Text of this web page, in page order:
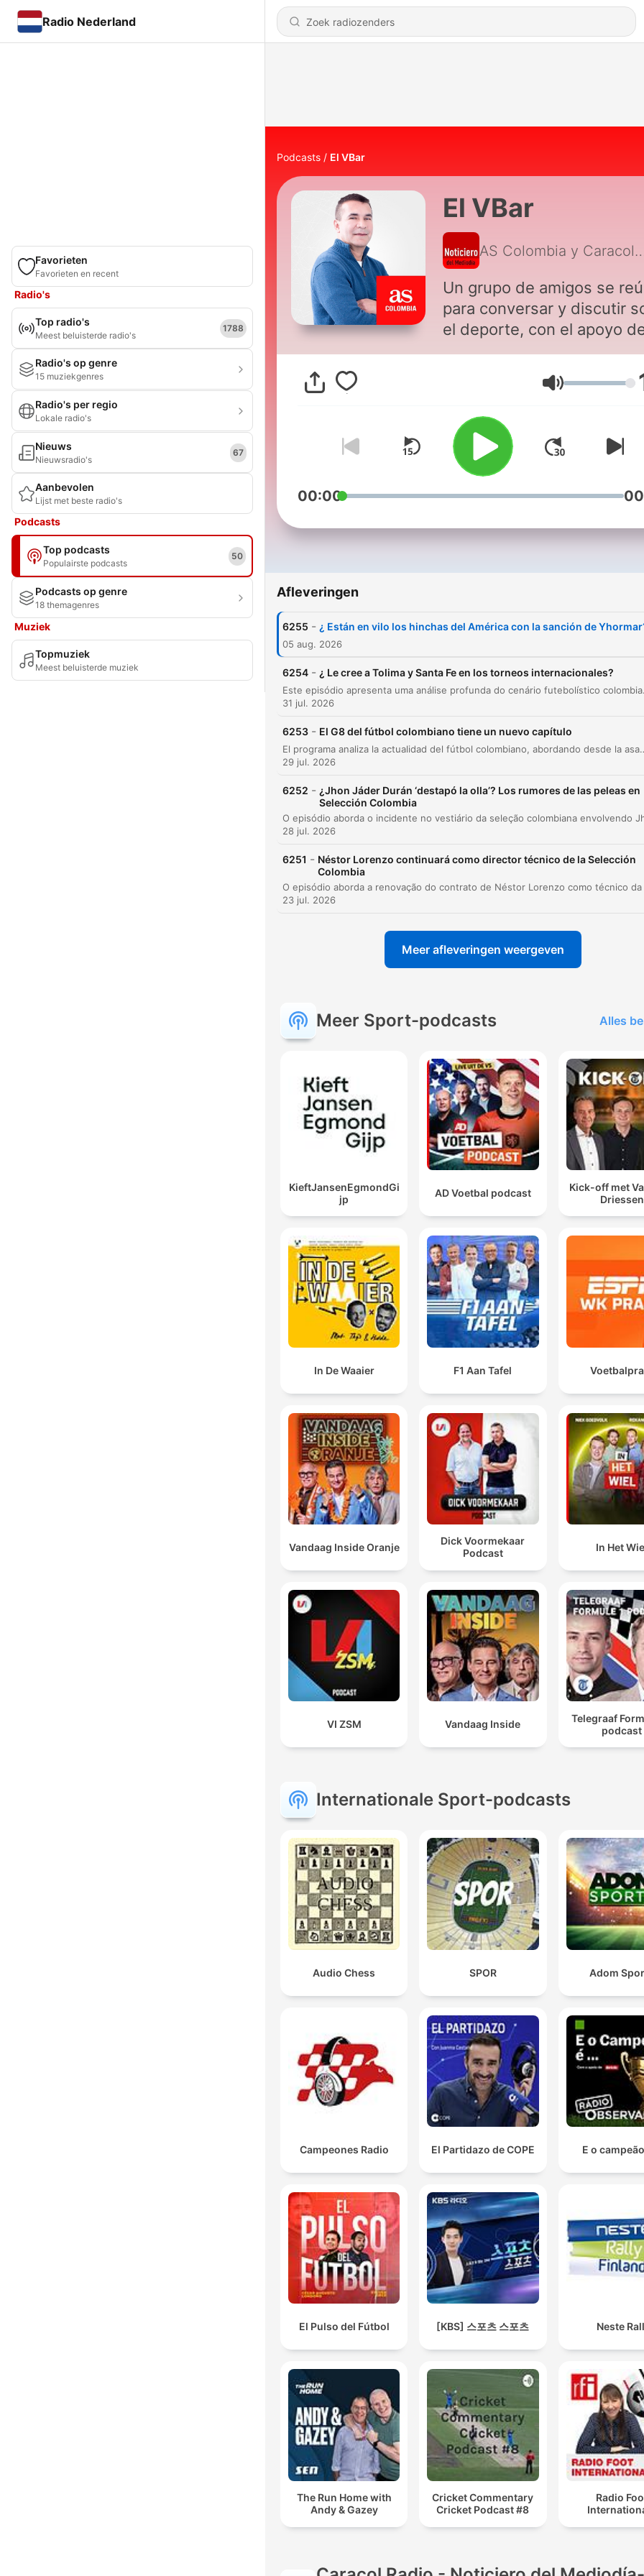
Radio Nederland
Favorieten
Favorieten en recent
Radio's
Top radio's
Meest beluisterde radio's
1788
Radio's op genre
15 muziekgenres
Radio's per regio
Lokale radio's
Nieuws
Nieuwsradio's
67
Aanbevolen
Lijst met beste radio's
Podcasts
Top podcasts
Populairste podcasts
50
Podcasts op genre
18 themagenres
Muziek
Topmuziek
Meest beluisterde muziek
Podcasts El VBar
El VBar
AS Colombia y
Un grupo de amigos se
para conversar y discutir
el deporte, con el apoyo
expertos de AS Colombia.
Volume
00:00
Afleveringen
6255 - ¿ Están en vilo los hinchas del América con la sanción de
05 aug. 2026
6254 - ¿ Le cree a Tolima y Santa Fe en los torneos internacionales?
Este episódio apresenta uma análise profunda do cenário futebolístico
31 jul. 2026
6253 - El G8 del fútbol colombiano tiene un nuevo capítulo
El programa analiza la actualidad del fútbol colombiano, abordando desde la asamblea de la División Mayor y las tensiones por los derechos de televisión, hasta la
29 jul. 2026
6252 - ¿Jhon Jáder Durán ‘destapó la olla’? Los rumores de las peleas en
Selección Colombia
28 jul. 2026
6251 - Néstor Lorenzo continuará como director técnico de la Selección
Colombia
23 jul. 2026
Meer afleveringen weergeven
Meer Sport-podcasts Alles
KieftJansenEgmondGi
jp
AD Voetbal podcast
Kick-off met
Driessen
In De Waaier F1 Aan Tafel
Vandaag Inside Oranje
Dick Voormekaar
Podcast
In Het
VI ZSM Vandaag Inside
Telegraaf
podcast
Internationale Sport-podcasts
Audio Chess SPOR Adom
Campeones Radio El Partidazo de COPE E o
El Pulso del Fútbol [KBS] 스포츠 스포츠 Neste
The Run Home with
Andy & Gazey
Cricket Commentary
Cricket Podcast #8
Radio